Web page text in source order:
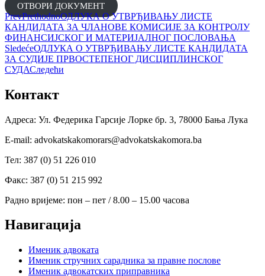
ОТВОРИ ДОКУМЕНТ
PrevPrethodnoОДЛУКА О УТВРЂИВАЊУ ЛИСТЕ
КАНДИДАТА ЗА ЧЛАНОВЕ КОМИСИЈЕ ЗА КОНТРОЛУ
ФИНАНСИЈСКОГ И МАТЕРИЈАЛНОГ ПОСЛОВАЊА
SledećeОДЛУКА О УТВРЂИВАЊУ ЛИСТЕ КАНДИДАТА
ЗА СУДИЈЕ ПРВОСТЕПЕНОГ ДИСЦИПЛИНСКОГ
СУДАСледећи
Контакт
Адреса: Ул. Федерика Гарсије Лорке бр. 3, 78000 Бања Лука
Е-mail: advokatskakomorars@advokatskakomora.ba
Тел: 387 (0) 51 226 010
Факс: 387 (0) 51 215 992
Радно вријеме: пон – пет / 8.00 – 15.00 часова
Навигација
Именик адвоката
Именик стручних сарадника за правне послове
Именик адвокатских приправника